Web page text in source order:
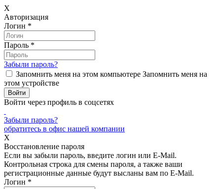
X
Авторизация
Логин *
Пароль *
Забыли пароль?
Запомнить меня на этом компьютере Запомнить меня на
этом устройстве
Войти через профиль в соцсетях
Забыли пароль?
обратитесь в офис нашей компании
X
Восстановление пароля
Если вы забыли пароль, введите логин или E-Mail.
Контрольная строка для смены пароля, а также ваши
регистрационные данные будут высланы вам по E-Mail.
Логин *